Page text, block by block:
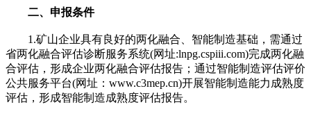
二、申报条件
1.矿山企业具有良好的两化融合、智能制造基础，需通过
省两化融合评估诊断服务系统(网址:lnpg.cspiii.com)完成两化融
合评估，形成企业两化融合评估报告；通过智能制造评估评价
公共服务平台(网址：www.c3mep.cn)开展智能制造能力成熟度
评估，形成智能制造成熟度评估报告。